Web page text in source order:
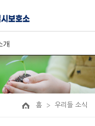
개
홈 우리들 소식